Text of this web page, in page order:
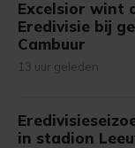
Excelsior wint
Eredivisie bij
Cambuur
13 uur geleden
in stadion